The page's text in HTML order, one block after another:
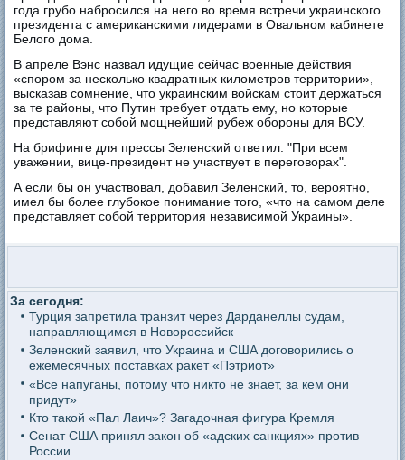
года грубо набросился на него во время встречи украинского
президента с американскими лидерами в Овальном кабинете
Белого дома.
В апреле Вэнс назвал идущие сейчас военные действия
«спором за несколько квадратных километров территории»,
высказав сомнение, что украинским войскам стоит держаться
за те районы, что Путин требует отдать ему, но которые
представляют собой мощнейший рубеж обороны для ВСУ.
На брифинге для прессы Зеленский ответил: "При всем
уважении, вице-президент не участвует в переговорах".
А если бы он участвовал, добавил Зеленский, то, вероятно,
имел бы более глубокое понимание того, «что на самом деле
представляет собой территория независимой Украины».
За сегодня:
Турция запретила транзит через Дарданеллы судам,
направляющимся в Новороссийск
Зеленский заявил, что Украина и США договорились о
ежемесячных поставках ракет «Пэтриот»
«Все напуганы, потому что никто не знает, за кем они
придут»
Кто такой «Пал Лаич»? Загадочная фигура Кремля
Сенат США принял закон об «адских санкциях» против
России